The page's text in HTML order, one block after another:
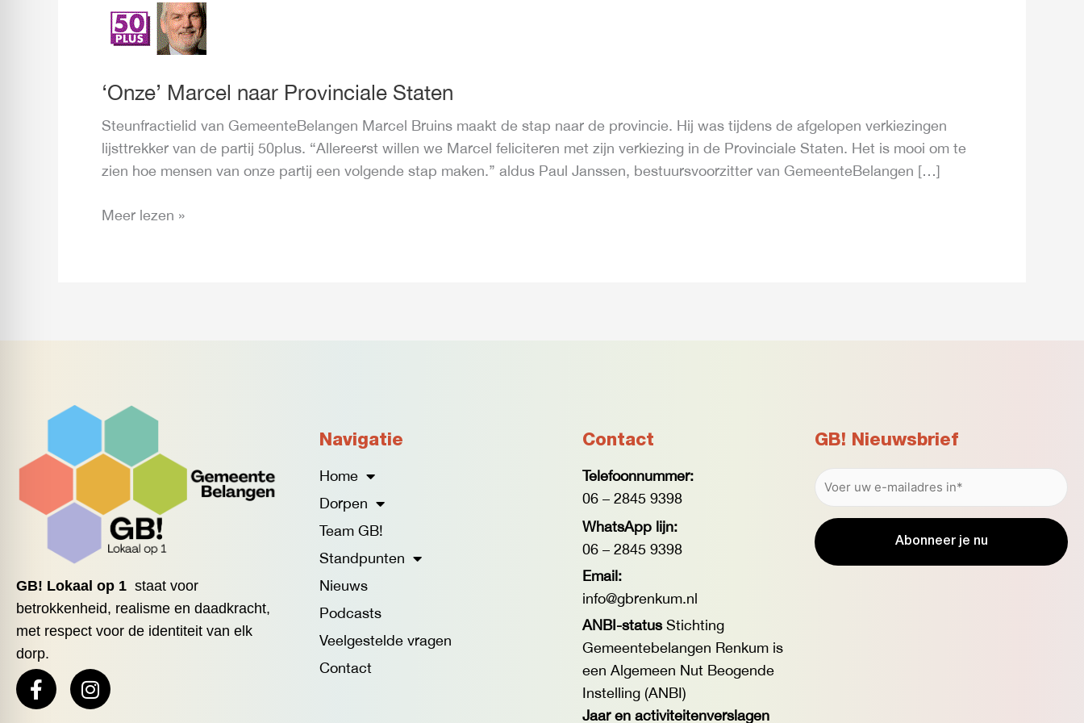
‘Onze’ Marcel naar Provinciale Staten
Steunfractielid van GemeenteBelangen Marcel Bruins maakt de stap naar de provincie. Hij was tijdens de afgelopen verkiezingen
lijsttrekker van de partij 50plus. “Allereerst willen we Marcel feliciteren met zijn verkiezing in de Provinciale Staten. Het is mooi om te
zien hoe mensen van onze partij een volgende stap maken.’’ aldus Paul Janssen, bestuursvoorzitter van GemeenteBelangen […]
‘Onze’
Marcel
Staten
Meer lezen »
GB! Lokaal op 1 staat voor
betrokkenheid, realisme en daadkracht,
met respect voor de identiteit van elk
dorp.
F
a
I
n
Navigatie
Home
Dorpen
Team GB!
Standpunten
Nieuws
Podcasts
Veelgestelde vragen
Contact
Contact
Telefoonnummer:
06 – 2845 9398
WhatsApp lijn:
06 – 2845 9398
Email:
info@gbrenkum.nl
ANBI-statusStichting
Gemeentebelangen Renkum is
een Algemeen Nut Beogende
Instelling (ANBI)
Jaar en activiteitenverslagen
GB! Nieuwsbrief